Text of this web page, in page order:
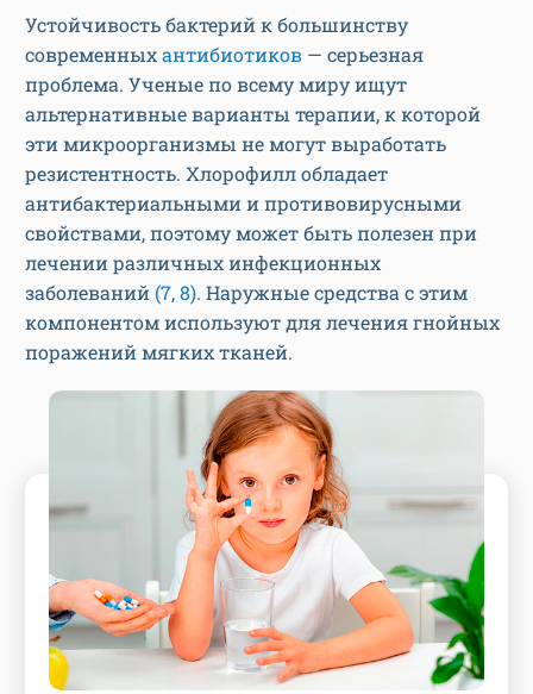
Устойчивость бактерий к большинству
современныхантибиотиков — серьезная
проблема. Ученые по всему миру ищут
альтернативные варианты терапии, к которой
эти микроорганизмы не могут выработать
резистентность. Хлорофилл обладает
антибактериальными и противовирусными
свойствами, поэтому может быть полезен при
лечении различных инфекционных
заболеваний (7, 8). Наружные средства с этим
компонентом используют для лечения гнойных
поражений мягких тканей.